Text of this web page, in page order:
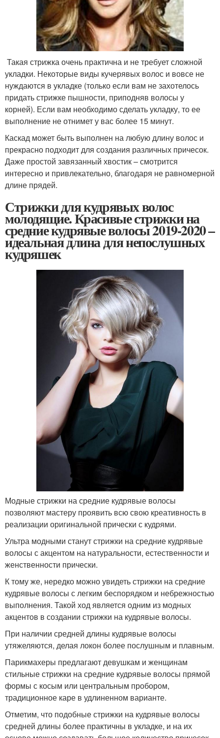
Такая стрижка очень практична и не требует сложной
укладки. Некоторые виды кучерявых волос и вовсе не
нуждаются в укладке (только если вам не захотелось
придать стрижке пышности, приподняв волосы у
корней). Если вам необходимо сделать укладку, то ее
выполнение не отнимет у вас более 15 минут.
Каскад может быть выполнен на любую длину волос и
прекрасно подходит для создания различных причесок.
Даже простой завязанный хвостик – смотрится
интересно и привлекательно, благодаря не равномерной
длине прядей.
Стрижки для кудрявых волос
молодящие. Красивые стрижки на
средние кудрявые волосы 2019-2020 –
идеальная длина для непослушных
кудряшек
Модные стрижки на средние кудрявые волосы
позволяют мастеру проявить всю свою креативность в
реализации оригинальной прически с кудрями.
Ультра модными станут стрижки на средние кудрявые
волосы с акцентом на натуральности, естественности и
женственности прически.
К тому же, нередко можно увидеть стрижки на средние
кудрявые волосы с легким беспорядком и небрежностью
выполнения. Такой ход является одним из модных
акцентов в создании стрижки на кудрявые волосы.
При наличии средней длины кудрявые волосы
утяжеляются, делая локон более послушным и плавным.
Парикмахеры предлагают девушкам и женщинам
стильные стрижки на средние кудрявые волосы прямой
формы с косым или центральным пробором,
традиционное каре в удлиненном варианте.
Отметим, что подобные стрижки на кудрявые волосы
средней длины более практичны в укладке, и на их